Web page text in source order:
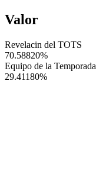
Valor
Revelacin del TOTS
70.58820%
Equipo de la Temporada
29.41180%